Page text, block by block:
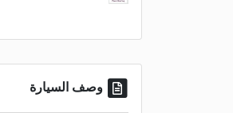
وصف السيارة